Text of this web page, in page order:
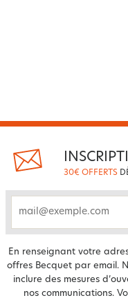
30€ OFFERTS
En renseignant votre
offres Becquet par email.
inclure des mesures
nos communications.